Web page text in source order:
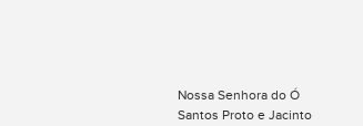
Nossa Senhora do Ó
Santos Proto e Jacinto